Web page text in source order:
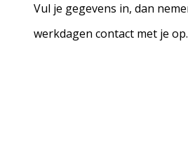
Vul je gegevens in, dan
werkdagen contact met je op.